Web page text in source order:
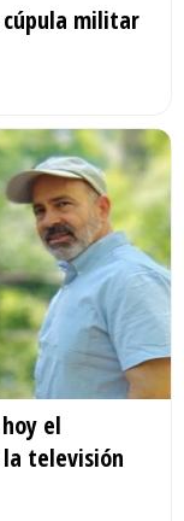
cúpula militar
el
televisión